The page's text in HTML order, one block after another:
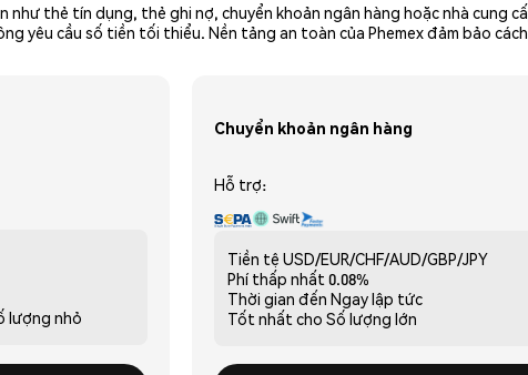
thẻ tín dụng, thẻ ghi nợ, chuyển khoản ngân hàng hoặc nhà cung
yêu cầu số tiền tối thiểu. Nền tảng an toàn của Phemex đảm bảo
lượng nhỏ
Chuyển khoản ngân hàng
Hỗ trợ:
Tiền tệ USD/EUR/CHF/AUD/GBP/JPY
Phí thấp nhất 0.08%
Thời gian đến Ngay lập tức
Tốt nhất cho Số lượng lớn